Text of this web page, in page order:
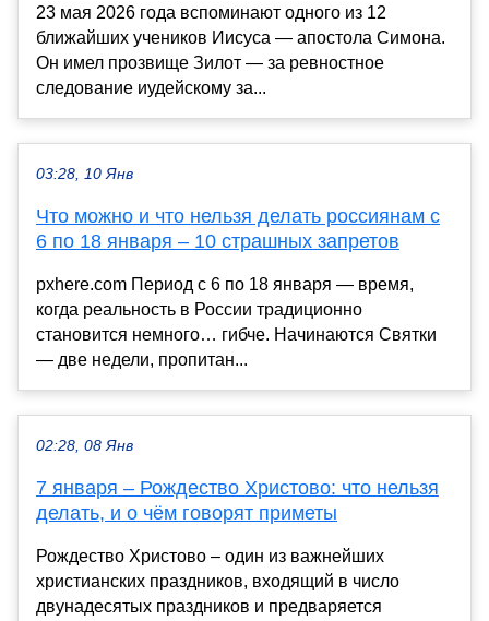
23 мая 2026 года вспоминают одного из 12
ближайших учеников Иисуса — апостола Симона.
Он имел прозвище Зилот — за ревностное
следование иудейскому за...
03:28, 10 Янв
Что можно и что нельзя делать россиянам с
6 по 18 января – 10 страшных запретов
pxhere.com Период с 6 по 18 января — время,
когда реальность в России традиционно
становится немного… гибче. Начинаются Святки
— две недели, пропитан...
02:28, 08 Янв
7 января – Рождество Христово: что нельзя
делать, и о чём говорят приметы
Рождество Христово – один из важнейших
христианских праздников, входящий в число
двунадесятых праздников и предваряется